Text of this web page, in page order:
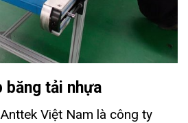
băng tải nhựa
Việt Nam là công ty